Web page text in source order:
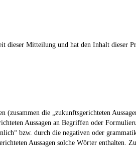
Mitteilung und hat den Inhalt dieser
die „zukunftsgerichteten
Aussagen an Begriffen oder
bzw. durch die negativen oder
Aussagen solche Wörter enthalten.